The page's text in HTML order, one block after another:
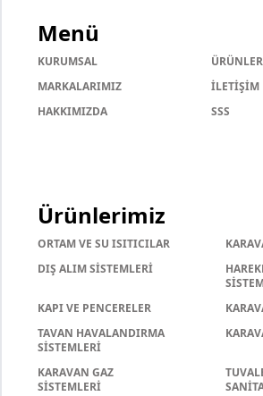
Menü
KURUMSAL
MARKALARIMIZ
İLETİŞİM
HAKKIMIZDA
SSS
Ürünlerimiz
ORTAM VE SU ISITICILAR
DIŞ ALIM SİSTEMLERİ
KAPI VE PENCERELER
TAVAN HAVALANDIRMA
SİSTEMLERİ
KARAVAN GAZ
SİSTEMLERİ